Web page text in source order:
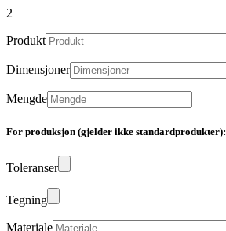
2
Produkt
Dimensjoner
Mengde
For produksjon (gjelder ikke standardprodukter):
Toleranser
Tegning
Materiale